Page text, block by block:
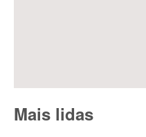
Mais lidas